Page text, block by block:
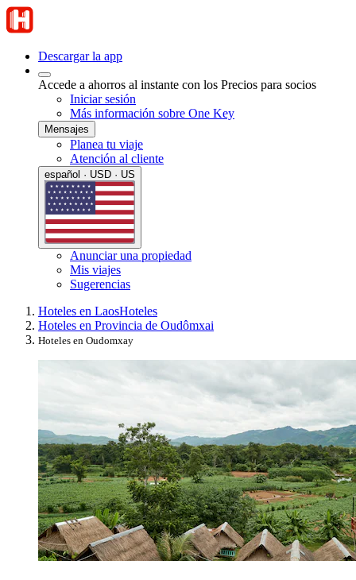
Descargar la app
Accede a ahorros al instante con los Precios para socios
Iniciar sesión
Más información sobre One Key
Mensajes
Planea tu viaje
Atención al cliente
español · USD · US
Anunciar una propiedad
Mis viajes
Sugerencias
Hoteles en LaosHoteles
Hoteles en Provincia de Oudômxai
Hoteles en Oudomxay